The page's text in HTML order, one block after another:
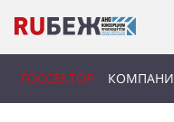
ГОССЕКТОР